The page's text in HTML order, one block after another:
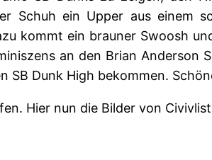
Schuh ein Upper aus einem
kommt ein brauner Swoosh
an den Brian Anderson
SB Dunk High bekommen.
Hier nun die Bilder von